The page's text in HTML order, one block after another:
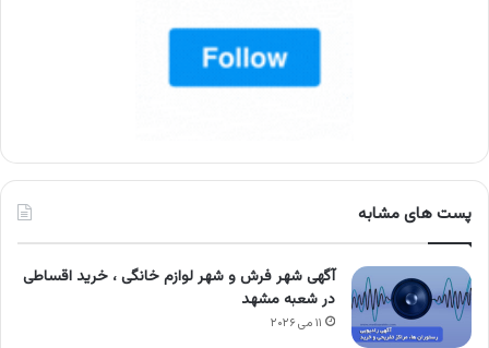
پست های مشابه
آگهی شهر فرش و شهر لوازم خانگی ، خرید اقساطی
در شعبه مشهد
۱۱ می ۲۰۲۶